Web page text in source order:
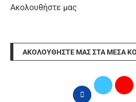
Ακολουθήστε μας
ΑΚΟΛΟΥΘΉΣΤΕ ΜΑΣ ΣΤΑ ΜΈΣΑ